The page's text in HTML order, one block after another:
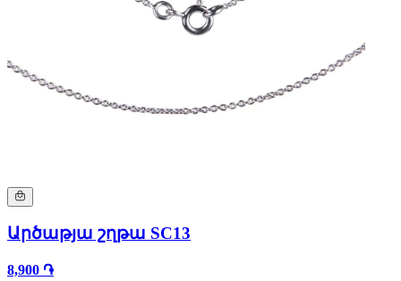
Արծաթյա շղթա SC13
8,900 ֏